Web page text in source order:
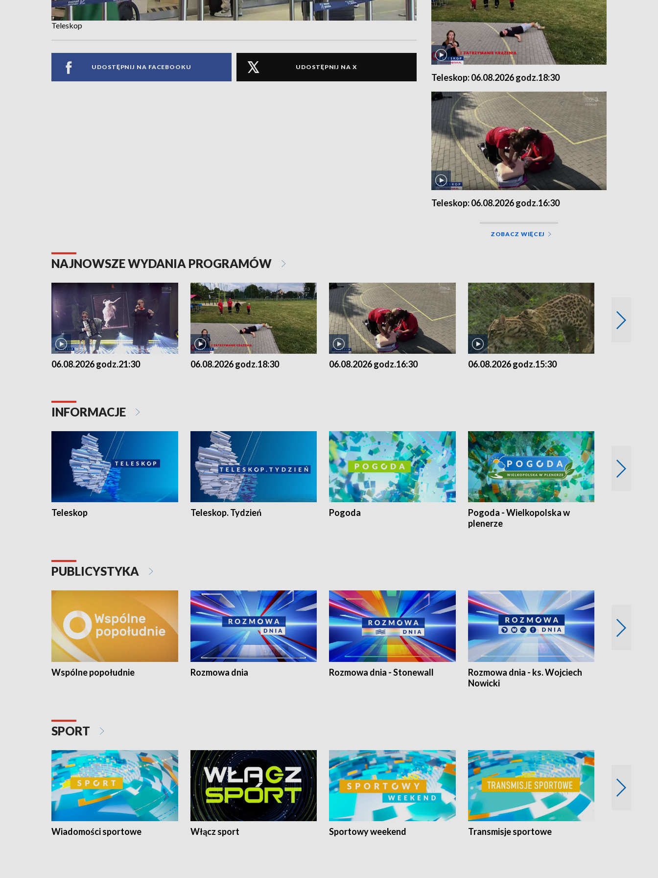
Teleskop
UDOSTĘPNIJ NA FACEBOOKU UDOSTĘPNIJ NA X
Teleskop: 06.08.2026 godz.18:30
Teleskop: 06.08.2026 godz.16:30
ZOBACZ WIĘCEJ
NAJNOWSZE WYDANIA PROGRAMÓW
06.08.2026 godz.21:30 06.08.2026 godz.18:30 06.08.2026 godz.16:30 06.08.2026 godz.15:30
INFORMACJE
Teleskop Teleskop. Tydzień Pogoda
Pogoda - Wielkopolska w
plenerze
PUBLICYSTYKA
Wspólne popołudnie Rozmowa dnia Rozmowa dnia - Stonewall
Rozmowa dnia - ks. Wojciech
Nowicki
SPORT
Wiadomości sportowe Włącz sport Sportowy weekend Transmisje sportowe